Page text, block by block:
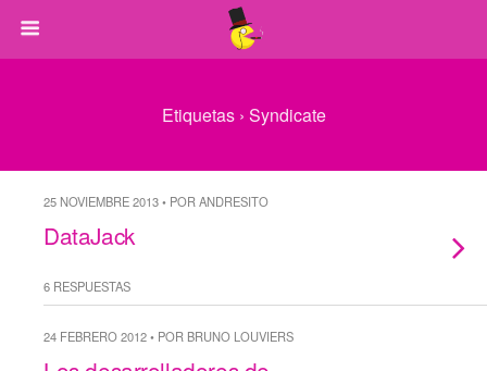
Etiquetas › Syndicate
25 NOVIEMBRE 2013 • POR ANDRESITO
DataJack
6 RESPUESTAS
24 FEBRERO 2012 • POR BRUNO LOUVIERS